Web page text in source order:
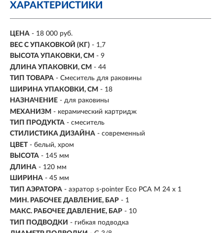
ХАРАКТЕРИСТИКИ
ЦЕНА - 18 000 руб.
ВЕС С УПАКОВКОЙ (КГ) - 1,7
ВЫСОТА УПАКОВКИ, СМ - 9
ДЛИНА УПАКОВКИ, СМ - 44
ТИП ТОВАРА - Смеситель для раковины
ШИРИНА УПАКОВКИ, СМ - 18
НАЗНАЧЕНИЕ - для раковины
МЕХАНИЗМ - керамический картридж
ТИП ПРОДУКТА - смеситель
СТИЛИСТИКА ДИЗАЙНА - современный
ЦВЕТ - белый, хром
ВЫСОТА - 145 мм
ДЛИНА - 120 мм
ШИРИНА - 45 мм
ТИП АЭРАТОРА - аэратор s-pointer Eco PCA М 24 х 1
МИН. РАБОЧЕЕ ДАВЛЕНИЕ, БАР - 1
МАКС. РАБОЧЕЕ ДАВЛЕНИЕ, БАР - 10
ТИП ПОДВОДКИ - гибкая подводка